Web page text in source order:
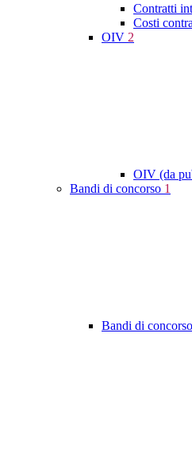
Contratti
Costi
OIV 2
OIV (da
Bandi di concorso 1
Bandi di concorso